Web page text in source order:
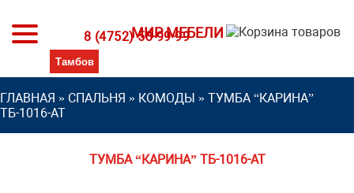
МИР МЕБЕЛИ
8 (4752) 53-99-99
ГЛАВНАЯ » СПАЛЬНЯ » КОМОДЫ » ТУМБА “КАРИНА”
ТБ-1016-АТ
ТУМБА “КАРИНА” ТБ-1016-АТ